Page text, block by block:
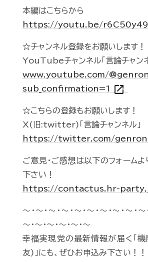
本編はこちらから
https://youtu.be/
☆チャンネル登録をお願いします！
YouTubeチャンネル「言論チャン
www.youtube.com/
sub_confirmation=1 open_in_new
☆こちらの登録もお願いします！
X(旧:twitter)「言論チャンネル」
https://twitter.com/
ご意見・ご感想は以下のフォーム
下さい！
https://contactus.hr-
～・～・～・～・～・～・～・～・～・～
～・～・～・～・～・～
幸福実現党の最新情報が届く「
友)」にも、ぜひお申込み下さい！！